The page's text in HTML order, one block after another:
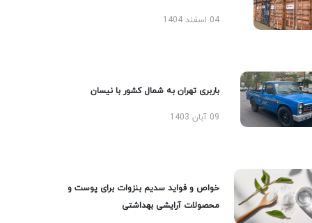
04 اسفند 1404
باربری تهران به شمال کشور با نیسان
09 آبان 1403
خواص و فواید سدیم بنزوات برای پوست و
محصولات آرایشی بهداشتی